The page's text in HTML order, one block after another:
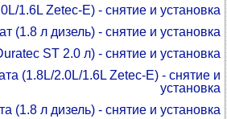
1.6L Zetec-E) - снятие и установка
(1.8 л дизель) - снятие и установка
ST 2.0 л) - снятие и установка
(1.8L/2.0L/1.6L Zetec-E) - снятие и
установка
(1.8 л дизель) - снятие и установка